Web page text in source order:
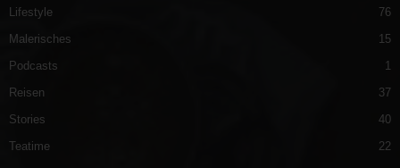
Lifestyle
76
Malerisches
15
Podcasts
1
Reisen
37
Stories
40
Teatime
22